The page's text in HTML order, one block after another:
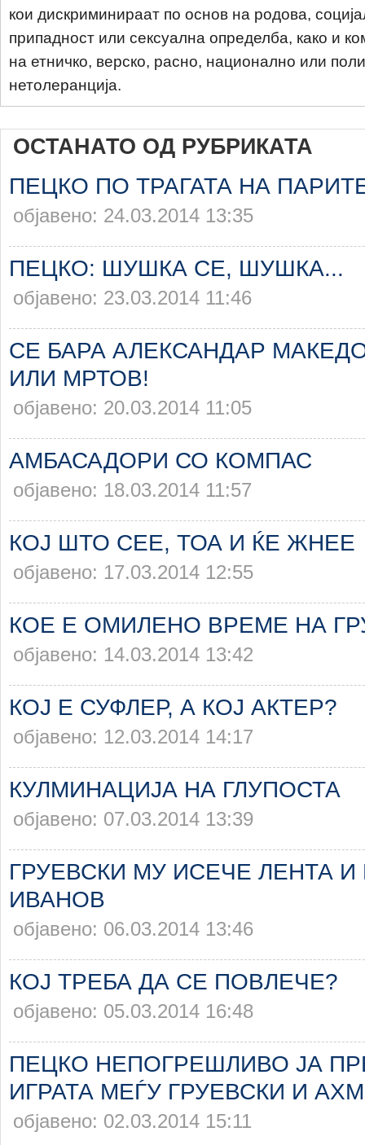
кои дискриминираат по основ на родова,
припадност или сексуална определба, како и
на етничко, верско, расно, национално или
нетолеранција.
ОСТАНАТО ОД РУБРИКАТА
ПЕЦКО ПО ТРАГАТА НА
објавено: 24.03.2014 13:35
ПЕЦКО: ШУШКА СЕ, ШУШКА...
објавено: 23.03.2014 11:46
СЕ БАРА АЛЕКСАНДАР
ИЛИ МРТОВ!
објавено: 20.03.2014 11:05
АМБАСАДОРИ СО КОМПАС
објавено: 18.03.2014 11:57
КОЈ ШТО СЕЕ, ТОА И ЌЕ ЖНЕЕ
објавено: 17.03.2014 12:55
КОЕ Е ОМИЛЕНО ВРЕМЕ НА
објавено: 14.03.2014 13:42
КОЈ Е СУФЛЕР, А КОЈ АКТЕР?
објавено: 12.03.2014 14:17
КУЛМИНАЦИЈА НА ГЛУПОСТА
објавено: 07.03.2014 13:39
ГРУЕВСКИ МУ ИСЕЧЕ ЛЕНТА И
ИВАНОВ
објавено: 06.03.2014 13:46
КОЈ ТРЕБА ДА СЕ ПОВЛЕЧЕ?
објавено: 05.03.2014 16:48
ПЕЦКО НЕПОГРЕШЛИВО ЈА
ИГРАТА МЕЃУ ГРУЕВСКИ И
објавено: 02.03.2014 15:11